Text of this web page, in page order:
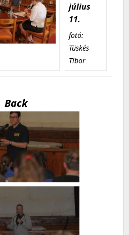
július
11.
fotó:
Tüskés
Tibor
Back